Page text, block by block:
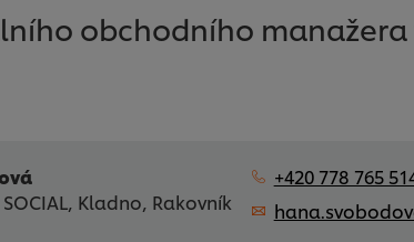
obchodního manažera
Kladno, Rakovník
+420 778 765